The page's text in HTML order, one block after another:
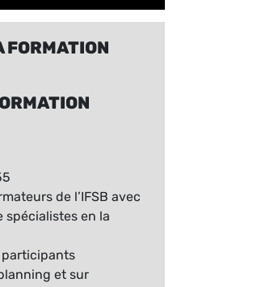
FORMATION
de l’IFSB avec
spécialistes en la
participants
et sur